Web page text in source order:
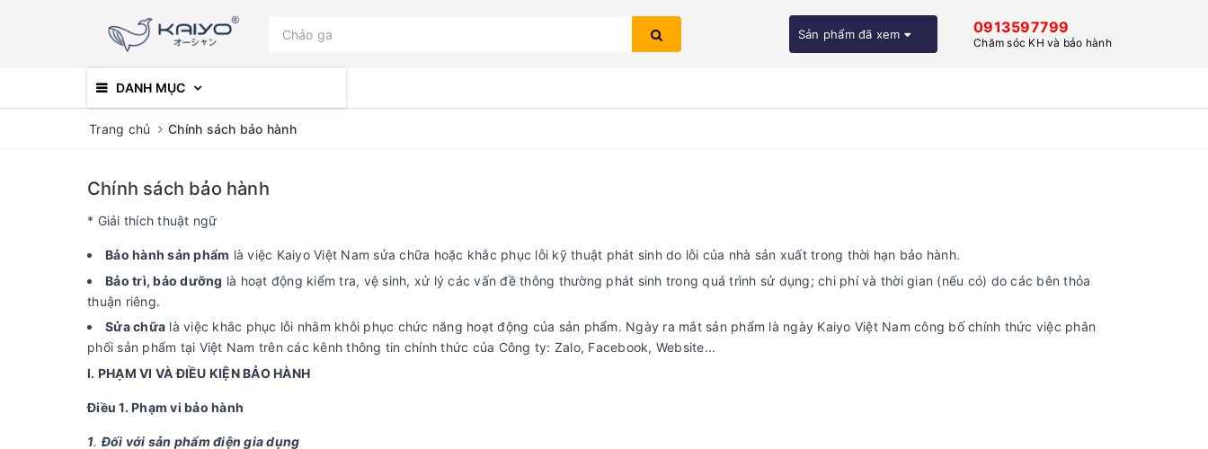
Sản phẩm đã xem 0913597799
Chăm sóc KH và bảo hành
DANH MỤC
Trang chủ Chính sách bảo hành
Chính sách bảo hành
* Giải thích thuật ngữ
Bảo hành sản phẩm là việc Kaiyo Việt Nam sửa chữa hoặc khắc phục lỗi kỹ thuật phát sinh do lỗi của nhà sản xuất trong thời hạn bảo hành.
Bảo trì, bảo dưỡng là hoạt động kiểm tra, vệ sinh, xử lý các vấn đề thông thường phát sinh trong quá trình sử dụng; chi phí và thời gian (nếu có) do các bên thỏa
thuận riêng.
Sửa chữa là việc khắc phục lỗi nhằm khôi phục chức năng hoạt động của sản phẩm. Ngày ra mắt sản phẩm là ngày Kaiyo Việt Nam công bố chính thức việc phân
phối sản phẩm tại Việt Nam trên các kênh thông tin chính thức của Công ty: Zalo, Facebook, Website...
I. PHẠM VI VÀ ĐIỀU KIỆN BẢO HÀNH
Điều 1. Phạm vi bảo hành
1.Đối với sản phẩm điện gia dụng